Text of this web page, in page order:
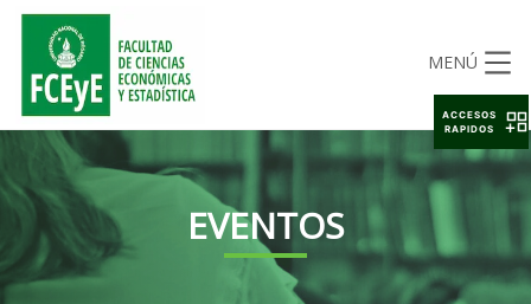
MENÚ
EVENTOS
ACCESOS
RAPIDOS